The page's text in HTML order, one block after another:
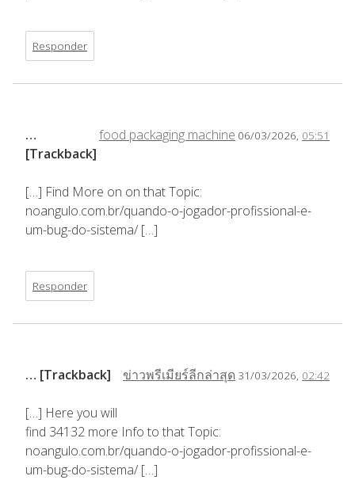
Responder
food packaging machine 06/03/2026, 05:51
…
[Trackback]
[…] Find More on on that Topic:
noangulo.com.br/quando-o-jogador-profissional-e-
um-bug-do-sistema/ […]
Responder
ข่าวพรีเมียร์ลีกล่าสุด 31/03/2026, 02:42
… [Trackback]
[…] Here you will
find 34132 more Info to that Topic:
noangulo.com.br/quando-o-jogador-profissional-e-
um-bug-do-sistema/ […]